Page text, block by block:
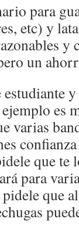
para
etc) y
y
un
es
varias
que te
para
que